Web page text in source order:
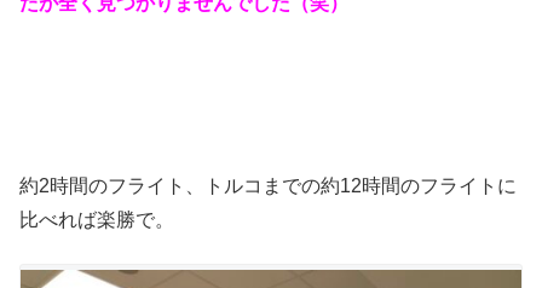
約2時間のフライト、トルコまでの約12時間のフライトに
比べれば楽勝で。